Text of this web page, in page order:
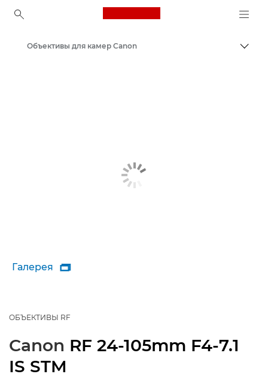
Canon Logo, back to
Объективы для камер Canon
Галерея 
ОБЪЕКТИВЫ RF
Canon RF 24-105mm F4-7.1
IS STM